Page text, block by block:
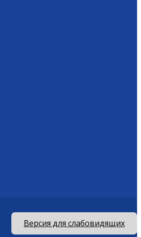
Версия для слабовидящих